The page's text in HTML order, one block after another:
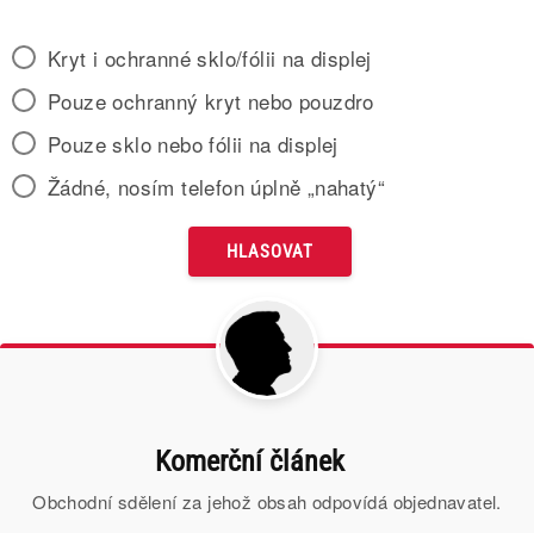
Kryt i ochranné sklo/fólii na displej
Pouze ochranný kryt nebo pouzdro
Pouze sklo nebo fólii na displej
Žádné, nosím telefon úplně „nahatý“
Komerční článek
Obchodní sdělení za jehož obsah odpovídá objednavatel.